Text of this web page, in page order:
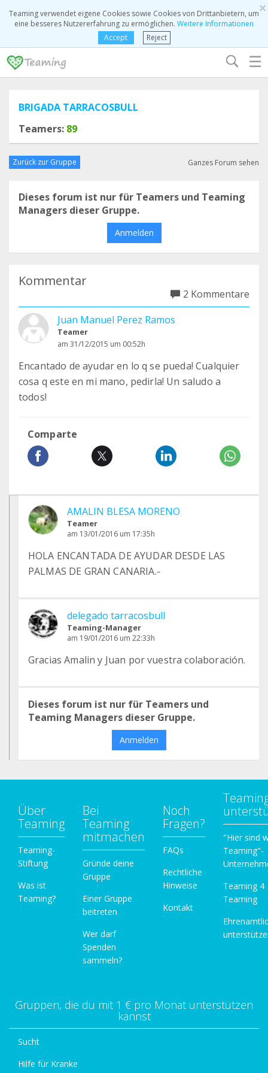
×
Teaming verwendet eigene Cookies sowie Cookies von Drittanbietern, um
eine besseres Nutzererfahrung zu ermöglichen. Weitere Informationen
Accept
Reject
☰
BRIGADA TARRACOSBULL
Teamers: 89
Zurück zur Gruppe Ganzes Forum sehen
Dieses forum ist nur für Teamers und Teaming
Managers dieser Gruppe.
Anmelden
Kommentar
2 Kommentare
Juan Manuel Perez Ramos
Teamer
am 31/12/2015 um 00:52h
Encantado de ayudar en lo q se pueda! Cualquier
cosa q este en mi mano, pedirla! Un saludo a
todos!
Comparte
AMALIN BLESA MORENO
Teamer
am 13/01/2016 um 17:35h
HOLA ENCANTADA DE AYUDAR DESDE LAS
PALMAS DE GRAN CANARIA.-
delegado tarracosbull
Teaming-Manager
am 19/01/2016 um 22:33h
Gracias Amalin y Juan por vuestra colaboración.
Dieses forum ist nur für Teamers und
Teaming Managers dieser Gruppe.
Anmelden
Über
Teaming
Teaming-
Stiftung
Was ist
Teaming?
Bei
Teaming
mitmachen
Gründe deine
Gruppe
Einer Gruppe
beitreten
Wer darf
Spenden
sammeln?
Noch
Fragen?
FAQs
Rechtliche
Hinweise
Kontakt
"Hier sind
Teaming"-
Teaming 4
Teaming
Gruppen, die du mit 1 € pro Monat unterstützen
kannst
Sucht
Hilfe für Kranke